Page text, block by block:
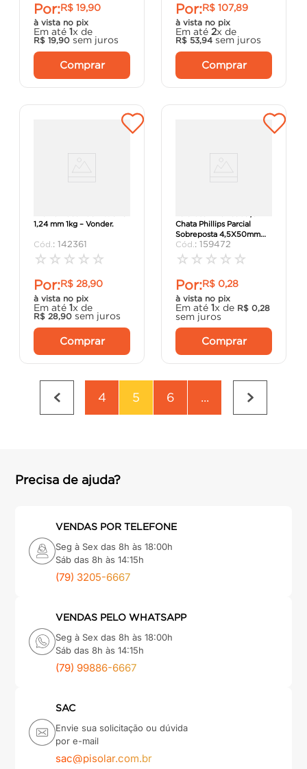
Por:R$ 19,90
à vista no pix
Em até 1x de
R$ 19,90 sem juros
Comprar
Por:R$ 107,89
à vista no pix
Em até 2x de
R$ 53,94 sem juros
Comprar
1,24 mm 1kg – Vonder.
: 142361
☆ ☆ ☆ ☆ ☆
Por:R$ 28,90
à vista no pix
Em até 1x de
R$ 28,90 sem juros
Comprar
Chata Phillips Parcial
Sobreposta 4,5X50mm
Bicromatizado - Ciser.
: 159472
☆ ☆ ☆ ☆ ☆
Por:R$ 0,28
à vista no pix
Em até 1x de R$ 0,28
sem juros
Comprar
4 5 6 ...
Precisa de ajuda?
VENDAS POR TELEFONE
Seg à Sex das 8h às 18:00h
Sáb das 8h às 14:15h
(79) 3205-6667
VENDAS PELO WHATSAPP
Seg à Sex das 8h às 18:00h
Sáb das 8h às 14:15h
(79) 99886-6667
SAC
Envie sua solicitação ou dúvida
por e-mail
sac@pisolar.com.br